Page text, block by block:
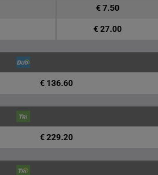
€ 7.50
€ 27.00
€ 136.60
€ 229.20